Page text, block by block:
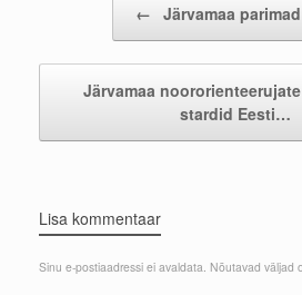
← Järvamaa
Järvamaa
stardid Eesti…
Lisa kommentaar
Sinu e-postiaadressi ei avaldata. Nõutavad väljad